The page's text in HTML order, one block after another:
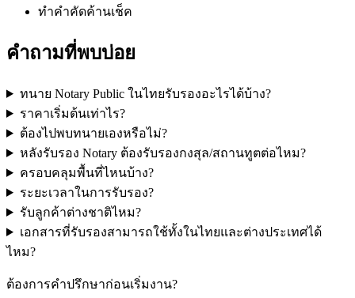
ทำคำคัดค้านเช็ค
คำถามที่พบบ่อย
ทนาย Notary Public ในไทยรับรองอะไรได้บ้าง?
ราคาเริ่มต้นเท่าไร?
ต้องไปพบทนายเองหรือไม่?
หลังรับรอง Notary ต้องรับรองกงสุล/สถานทูตต่อไหม?
ครอบคลุมพื้นที่ไหนบ้าง?
ระยะเวลาในการรับรอง?
รับลูกค้าต่างชาติไหม?
เอกสารที่รับรองสามารถใช้ทั้งในไทยและต่างประเทศได้
ไหม?
ต้องการคำปรึกษาก่อนเริ่มงาน?